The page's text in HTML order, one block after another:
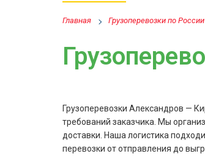
Главная Грузоперевозки по России
Грузоперевозки Александров —
требований заказчика. Мы
доставки. Наша логистика
перевозки от отправления до